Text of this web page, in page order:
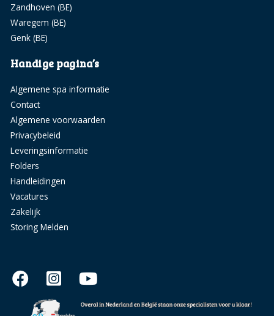
Zandhoven (BE)
Waregem (BE)
Genk (BE)
Handige pagina’s
Algemene spa informatie
Contact
Algemene voorwaarden
Privacybeleid
Leveringsinformatie
Folders
Handleidingen
Vacatures
Zakelijk
Storing Melden